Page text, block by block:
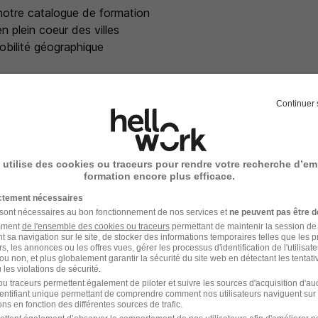
catalogue de formation
plein coeur des villes
géographique
peuvent varier selon la formation à laquelle vous postulez.
par l'équipe RH
un manager
un des associés
Continuer
utilise des cookies ou traceurs pour rendre votre recherche
formation encore plus efficace.
nécessaires
nécessaires au bon fonctionnement de nos services et ne peuvent pas être
de l'ensemble des cookies ou traceurspermettant de maintenir la session
sa navigation sur le site, de stocker des informations temporaires telles que les
les annonces ou les offres vues, gérer les processus d'identification de
non, et plus globalement garantir la sécurité du site web en détectant les
violations de sécurité.
traceurs permettent également de piloter et suivre les sources d'acquisition
unique permettant de comprendre comment nos utilisateurs naviguent sur
en fonction des différentes sources de trafic.